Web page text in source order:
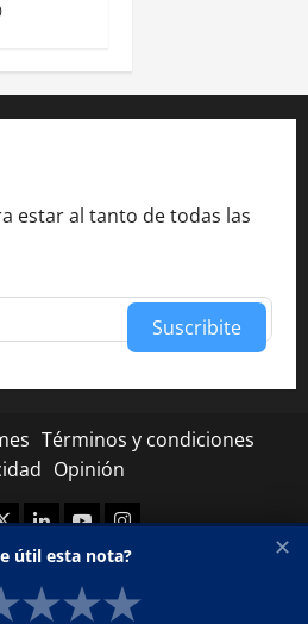
estar al tanto de todas las
Suscribite
Términos y condiciones
Opinión
LinkedinYoutubeInstagram
los derechos reservados.
por AF themes.
✕
útil esta nota?
★★★